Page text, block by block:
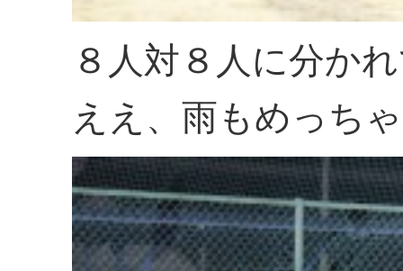
８人対８人に分か
ええ、雨もめっち